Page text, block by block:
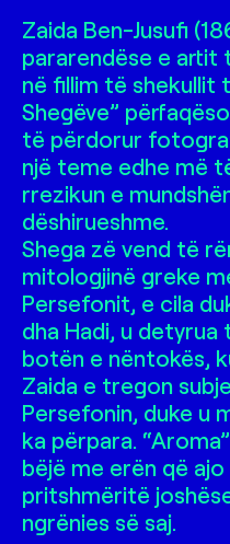
Zaida Ben-Jusufi
pararendëse e
në fillim të shekullit
Shegëve”
të përdorur
një teme edhe më
rrezikun e
dëshirueshme.
Shega zë vend të
mitologjinë greke
Persefonit, e cila
dha Hadi, u
botën e nëntokës,
Zaida e tregon
Persefonin, duke u
ka përpara.
bëjë me erën që
pritshmëritë
ngrënies së saj.